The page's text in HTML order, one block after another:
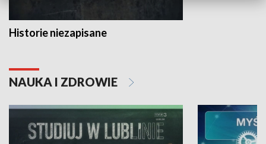
Historie niezapisane
NAUKA I ZDROWIE